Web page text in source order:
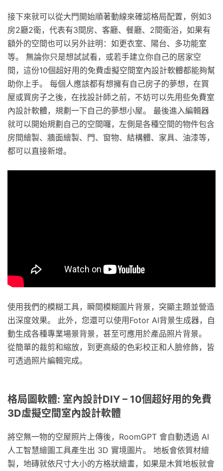
接下來就可以從大門開始順著動線來確認格局配置，例如3
房2廳2衛，代表有3間房、客廳、餐廳、2間衛浴，如果有
額外的空間也可以另外註明：如更衣室、陽台、多功能室
等。 無論你只是想試試看，或若手建立你自己的居家空
間，這份10個超好用的免費虛擬空間室內設計軟體都能夠幫
助你上手。 每個人應該都有想擁有自己房子的夢想，在買
屋或買房子之後，在找設計師之前，不妨可以先用些免費室
內設計軟體，規劃一下自己的夢想小屋。 最後進入編輯器
就可以開始規劃自己的空間囉，左側是各種空間的物件包含
房間繪製、牆面繪製、門、窗物、結構體、家具、油漆等，
都可以直接新增。
使用我們的模糊工具，瞬間模糊圖片背景，突顯主題並營造
出深度效果。 此外，您還可以使用Fotor AI背景生成器，自
動生成各種專業場景背景，甚至可應用於產品照片背景。
從簡單的裁剪和縮放，到更高級的色彩校正和人臉修飾，皆
可透過照片編輯完成。
格局圖軟體: 室內設計DIY – 10個超好用的免費
3D虛擬空間室內設計軟體
將空無一物的空屋照片上傳後，RoomGPT 會自動透過 AI
人工智慧繪圖工具產生出 3D 實境圖片。 地板會依質材繪
製，地磚就依尺寸大小的方格狀繪畫，如果是木質地板就會